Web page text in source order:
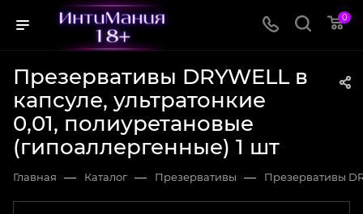
0
Презервативы DRYWELL в
капсуле, ультратонкие
0,01, полиуретановые
(гипоаллергенные) 1 шт
Главная — Каталог — Презервативы — Презервативы